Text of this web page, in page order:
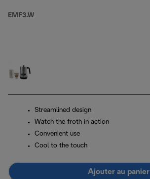
EMF3.W
Streamlined design
Watch the froth in action
Convenient use
Cool to the touch
Ajouter au panier